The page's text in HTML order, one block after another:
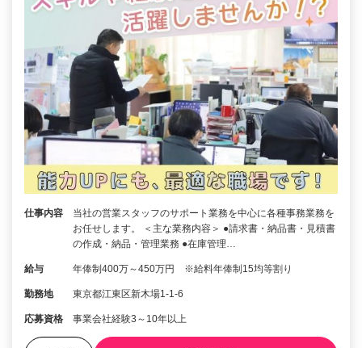
仕事内容
当社の営業スタッフのサポート業務を中心に各種事務業務を
お任せします。 ＜主な業務内容＞ ●請求書・納品書・見積書
の作成・納品・管理業務 ●在庫管理…
給与 年俸制400万～450万円 ※給料年俸制15均等割り
勤務地 東京都江東区新木場1-1-6
応募資格 事業会社経験3～10年以上